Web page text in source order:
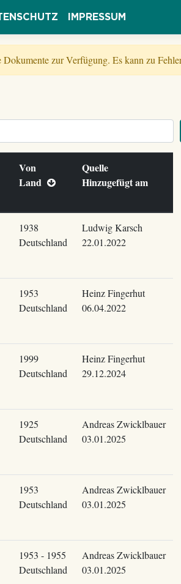
IMPRESSUM
zur Verfügung. Es kann zu
Von
Land
Quelle
Hinzugefügt am
1938
Deutschland
Ludwig Karsch
22.01.2022
1953
Deutschland
Heinz Fingerhut
06.04.2022
1999
Deutschland
Heinz Fingerhut
29.12.2024
1925
Deutschland
Andreas Zwicklbauer
03.01.2025
1953
Deutschland
Andreas Zwicklbauer
03.01.2025
1953 - 1955
Deutschland
Andreas Zwicklbauer
03.01.2025